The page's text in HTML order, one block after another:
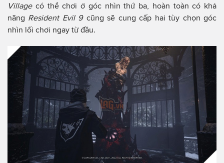
Villagecó thể chơi ở góc nhìn thứ ba, hoàn toàn có khả
năng Resident Evil 9 cũng sẽ cung cấp hai tùy chọn góc
nhìn lối chơi ngay từ đầu.